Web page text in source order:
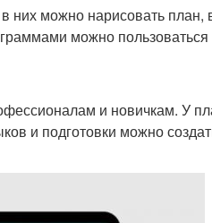
них можно нарисовать план,
можно пользоваться
и новичкам. У
и подготовки можно